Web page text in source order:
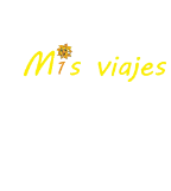
contenido